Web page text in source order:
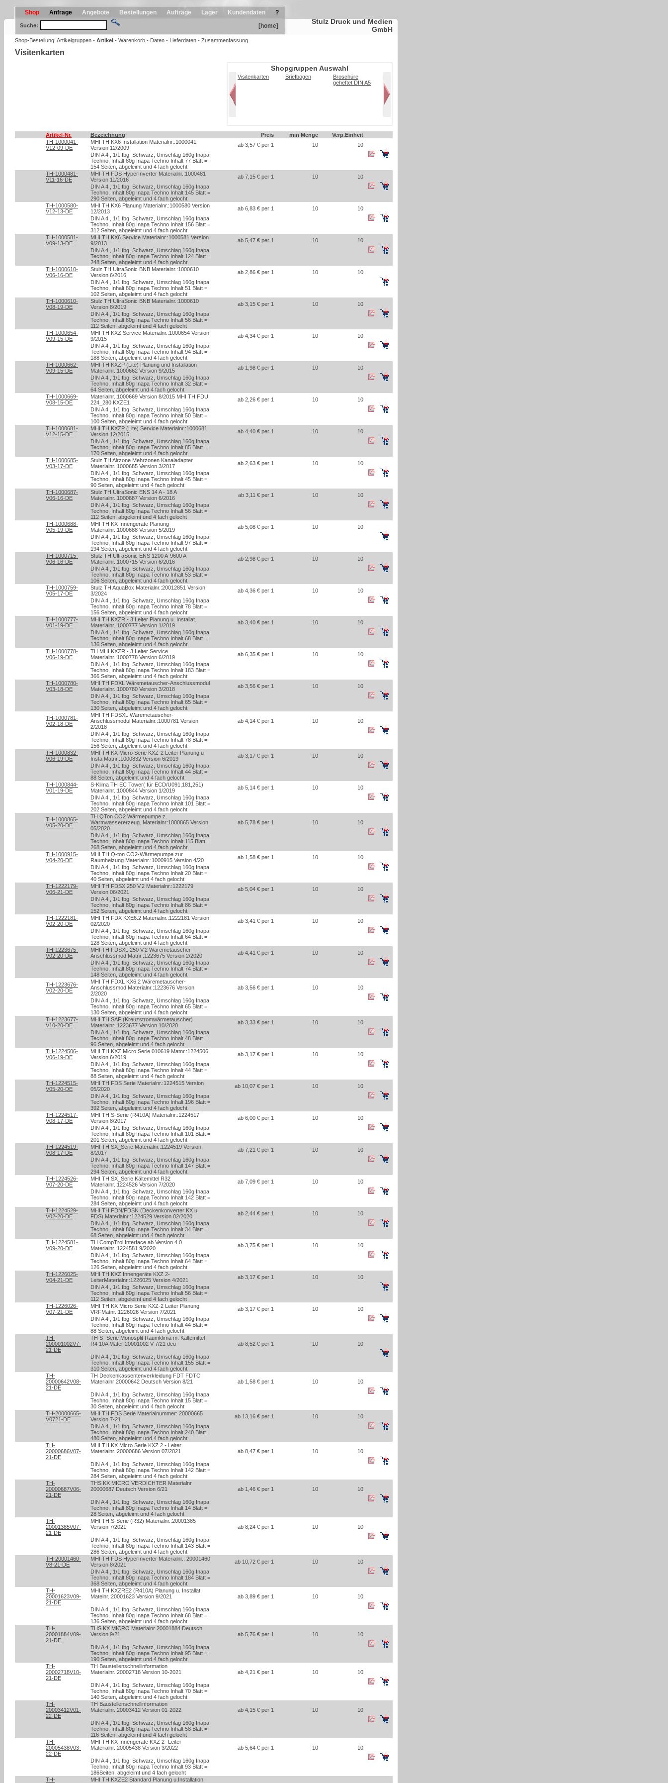
Stulz Druck und Medien
GmbH
Shop Anfrage Angebote Bestellungen Aufträge Lager Kundendaten
?
[home]
Suche:
Shop-Bestellung: Artikelgruppen - Artikel - Warenkorb - Daten - Lieferdaten - Zusammenfassung
Visitenkarten
Shopgruppen Auswahl
Visitenkarten Briefbogen
Broschüre
geheftet DIN A5
Artikel-Nr. Bezeichnung Preis min Menge
Verp.Einheit
TH-1000041-
V12-09-DE
MHI TH KX6 Installation Materialnr.:1000041
Version 12/2009
ab 3,57 € per 1 10
10
DIN A 4 , 1/1 fbg. Schwarz, Umschlag 160g Inapa
Techno, Inhalt 80g Inapa Techno Inhalt 77 Blatt =
154 Seiten, abgeleimt und 4 fach gelocht
TH-1000481-
V11-16-DE
MHI TH FDS HyperInverter Materialnr.:1000481
Version 11/2016
ab 7,15 € per 1 10
10
DIN A 4 , 1/1 fbg. Schwarz, Umschlag 160g Inapa
Techno, Inhalt 80g Inapa Techno Inhalt 145 Blatt =
290 Seiten, abgeleimt und 4 fach gelocht
TH-1000580-
V12-13-DE
MHI TH KX6 Planung Materialnr.:1000580 Version
12/2013
ab 6,83 € per 1 10
10
DIN A 4 , 1/1 fbg. Schwarz, Umschlag 160g Inapa
Techno, Inhalt 80g Inapa Techno Inhalt 156 Blatt =
312 Seiten, abgeleimt und 4 fach gelocht
TH-1000581-
V09-13-DE
MHI TH KX6 Service Materialnr.:1000581 Version
9/2013
ab 5,47 € per 1 10
10
DIN A 4 , 1/1 fbg. Schwarz, Umschlag 160g Inapa
Techno, Inhalt 80g Inapa Techno Inhalt 124 Blatt =
248 Seiten, abgeleimt und 4 fach gelocht
TH-1000610-
V06-16-DE
Stulz TH UltraSonic BNB Materialnr.:1000610
Version 6/2016
ab 2,86 € per 1 10
10
DIN A 4 , 1/1 fbg. Schwarz, Umschlag 160g Inapa
Techno, Inhalt 80g Inapa Techno Inhalt 51 Blatt =
102 Seiten, abgeleimt und 4 fach gelocht
TH-1000610-
V08-19-DE
Stulz TH UltraSonic BNB Materialnr.:1000610
Version 8/2019
ab 3,15 € per 1 10
10
DIN A 4 , 1/1 fbg. Schwarz, Umschlag 160g Inapa
Techno, Inhalt 80g Inapa Techno Inhalt 56 Blatt =
112 Seiten, abgeleimt und 4 fach gelocht
TH-1000654-
V09-15-DE
MHI TH KXZ Service Materialnr.:1000654 Version
9/2015
ab 4,34 € per 1 10
10
DIN A 4 , 1/1 fbg. Schwarz, Umschlag 160g Inapa
Techno, Inhalt 80g Inapa Techno Inhalt 94 Blatt =
188 Seiten, abgeleimt und 4 fach gelocht
TH-1000662-
V09-15-DE
MHI TH KXZP (Lite) Planung und Installation
Materialnr.:1000662 Version 9/2015
ab 1,98 € per 1 10
10
DIN A 4 , 1/1 fbg. Schwarz, Umschlag 160g Inapa
Techno, Inhalt 80g Inapa Techno Inhalt 32 Blatt =
64 Seiten, abgeleimt und 4 fach gelocht
TH-1000669-
V08-15-DE
Materialnr.:1000669 Version 8/2015 MHI TH FDU
224_280 KXZE1
ab 2,26 € per 1 10
10
DIN A 4 , 1/1 fbg. Schwarz, Umschlag 160g Inapa
Techno, Inhalt 80g Inapa Techno Inhalt 50 Blatt =
100 Seiten, abgeleimt und 4 fach gelocht
TH-1000681-
V12-15-DE
MHI TH KXZP (Lite) Service Materialnr.:1000681
Version 12/2015
ab 4,40 € per 1 10
10
DIN A 4 , 1/1 fbg. Schwarz, Umschlag 160g Inapa
Techno, Inhalt 80g Inapa Techno Inhalt 85 Blatt =
170 Seiten, abgeleimt und 4 fach gelocht
TH-1000685-
V03-17-DE
Stulz TH Airzone Mehrzonen Kanaladapter
Materialnr.:1000685 Version 3/2017
ab 2,63 € per 1 10
10
DIN A 4 , 1/1 fbg. Schwarz, Umschlag 160g Inapa
Techno, Inhalt 80g Inapa Techno Inhalt 45 Blatt =
90 Seiten, abgeleimt und 4 fach gelocht
TH-1000687-
V06-16-DE
Stulz TH UltraSonic ENS 14 A - 18 A
Materialnr.:1000687 Version 6/2016
ab 3,11 € per 1 10
10
DIN A 4 , 1/1 fbg. Schwarz, Umschlag 160g Inapa
Techno, Inhalt 80g Inapa Techno Inhalt 56 Blatt =
112 Seiten, abgeleimt und 4 fach gelocht
TH-1000688-
V05-19-DE
MHI TH KX Innengeräte Planung
Materialnr.:1000688 Version 5/2019
ab 5,08 € per 1 10
10
DIN A 4 , 1/1 fbg. Schwarz, Umschlag 160g Inapa
Techno, Inhalt 80g Inapa Techno Inhalt 97 Blatt =
194 Seiten, abgeleimt und 4 fach gelocht
TH-1000715-
V06-16-DE
Stulz TH UltraSonic ENS 1200 A-9600 A
Materialnr.:1000715 Version 6/2016
ab 2,98 € per 1 10
10
DIN A 4 , 1/1 fbg. Schwarz, Umschlag 160g Inapa
Techno, Inhalt 80g Inapa Techno Inhalt 53 Blatt =
106 Seiten, abgeleimt und 4 fach gelocht
TH-1000759-
V05-17-DE
Stulz TH AquaBox Materialnr.:20012851 Version
3/2024
ab 4,36 € per 1 10
10
DIN A 4 , 1/1 fbg. Schwarz, Umschlag 160g Inapa
Techno, Inhalt 80g Inapa Techno Inhalt 78 Blatt =
156 Seiten, abgeleimt und 4 fach gelocht
TH-1000777-
V01-19-DE
MHI TH KXZR - 3 Leiter Planung u. Installat.
Materialnr.:1000777 Version 1/2019
ab 3,40 € per 1 10
10
DIN A 4 , 1/1 fbg. Schwarz, Umschlag 160g Inapa
Techno, Inhalt 80g Inapa Techno Inhalt 68 Blatt =
136 Seiten, abgeleimt und 4 fach gelocht
TH-1000778-
V06-19-DE
TH MHI KXZR - 3 Leiter Service
Materialnr.:1000778 Version 6/2019
ab 6,35 € per 1 10
10
DIN A 4 , 1/1 fbg. Schwarz, Umschlag 160g Inapa
Techno, Inhalt 80g Inapa Techno Inhalt 183 Blatt =
366 Seiten, abgeleimt und 4 fach gelocht
TH-1000780-
V03-18-DE
MHI TH FDXL Wäremetauscher-Anschlussmodul
Materialnr.:1000780 Version 3/2018
ab 3,56 € per 1 10
10
DIN A 4 , 1/1 fbg. Schwarz, Umschlag 160g Inapa
Techno, Inhalt 80g Inapa Techno Inhalt 65 Blatt =
130 Seiten, abgeleimt und 4 fach gelocht
TH-1000781-
V02-18-DE
MHI TH FDSXL Wäremetauscher-
Anschlussmodul Materialnr.:1000781 Version
2/2018
ab 4,14 € per 1 10 10
DIN A 4 , 1/1 fbg. Schwarz, Umschlag 160g Inapa
Techno, Inhalt 80g Inapa Techno Inhalt 78 Blatt =
156 Seiten, abgeleimt und 4 fach gelocht
TH-1000832-
V06-19-DE
MHI TH KX Micro Serie KXZ-2 Leiter Planung u
Insta Matnr.:1000832 Version 6/2019
ab 3,17 € per 1 10
10
DIN A 4 , 1/1 fbg. Schwarz, Umschlag 160g Inapa
Techno, Inhalt 80g Inapa Techno Inhalt 44 Blatt =
88 Seiten, abgeleimt und 4 fach gelocht
TH-1000844-
V01-19-DE
S-Klima TH EC Tower( für ECD/U091,181,251)
Materialnr.:1000844 Version 1/2019
ab 5,14 € per 1 10
10
DIN A 4 , 1/1 fbg. Schwarz, Umschlag 160g Inapa
Techno, Inhalt 80g Inapa Techno Inhalt 101 Blatt =
202 Seiten, abgeleimt und 4 fach gelocht
TH-1000865-
V05-20-DE
TH QTon CO2 Wärmepumpe z.
Warmwassererzeug. Materialnr:1000865 Version
05/2020
ab 5,78 € per 1 10 10
DIN A 4 , 1/1 fbg. Schwarz, Umschlag 160g Inapa
Techno, Inhalt 80g Inapa Techno Inhalt 115 Blatt =
268 Seiten, abgeleimt und 4 fach gelocht
TH-1000915-
V04-20-DE
MHI TH Q-ton CO2-Wärmepumpe zur
Raumheizung Materialnr.:1000915 Version 4/20
ab 1,58 € per 1 10
10
DIN A 4 , 1/1 fbg. Schwarz, Umschlag 160g Inapa
Techno, Inhalt 80g Inapa Techno Inhalt 20 Blatt =
40 Seiten, abgeleimt und 4 fach gelocht
TH-1222179-
V06-21-DE
MHI TH FDSX 250 V.2 Materialnr.:1222179
Version 06/2021
ab 5,04 € per 1 10
10
DIN A 4 , 1/1 fbg. Schwarz, Umschlag 160g Inapa
Techno, Inhalt 80g Inapa Techno Inhalt 86 Blatt =
152 Seiten, abgeleimt und 4 fach gelocht
TH-1222181-
V02-20-DE
MHI TH FDX KXE6.2 Materialnr.:1222181 Version
02/2020
ab 3,41 € per 1 10
10
DIN A 4 , 1/1 fbg. Schwarz, Umschlag 160g Inapa
Techno, Inhalt 80g Inapa Techno Inhalt 64 Blatt =
128 Seiten, abgeleimt und 4 fach gelocht
TH-1223675-
V02-20-DE
MHI TH FDSXL 250 V.2 Wäremetauscher-
Anschlussmod Matnr.:1223675 Version 2/2020
ab 4,41 € per 1 10
10
DIN A 4 , 1/1 fbg. Schwarz, Umschlag 160g Inapa
Techno, Inhalt 80g Inapa Techno Inhalt 74 Blatt =
148 Seiten, abgeleimt und 4 fach gelocht
TH-1223676-
V02-20-DE
MHI TH FDXL KX6.2 Wäremetauscher-
Anschlussmod Materialnr.:1223676 Version
2/2020
ab 3,56 € per 1 10 10
DIN A 4 , 1/1 fbg. Schwarz, Umschlag 160g Inapa
Techno, Inhalt 80g Inapa Techno Inhalt 65 Blatt =
130 Seiten, abgeleimt und 4 fach gelocht
TH-1223677-
V10-20-DE
MHI TH SAF (Kreuzstromwärmetauscher)
Materialnr.:1223677 Version 10/2020
ab 3,33 € per 1 10
10
DIN A 4 , 1/1 fbg. Schwarz, Umschlag 160g Inapa
Techno, Inhalt 80g Inapa Techno Inhalt 48 Blatt =
96 Seiten, abgeleimt und 4 fach gelocht
TH-1224506-
V06-19-DE
MHI TH KXZ Micro Serie 010619 Matnr.:1224506
Version 6/2019
ab 3,17 € per 1 10
10
DIN A 4 , 1/1 fbg. Schwarz, Umschlag 160g Inapa
Techno, Inhalt 80g Inapa Techno Inhalt 44 Blatt =
88 Seiten, abgeleimt und 4 fach gelocht
TH-1224515-
V05-20-DE
MHI TH FDS Serie Materialnr.:1224515 Version
05/2020
ab 10,07 € per 1 10
10
DIN A 4 , 1/1 fbg. Schwarz, Umschlag 160g Inapa
Techno, Inhalt 80g Inapa Techno Inhalt 196 Blatt =
392 Seiten, abgeleimt und 4 fach gelocht
TH-1224517-
V08-17-DE
MHI TH S-Serie (R410A) Materialnr.:1224517
Version 8/2017
ab 6,00 € per 1 10
10
DIN A 4 , 1/1 fbg. Schwarz, Umschlag 160g Inapa
Techno, Inhalt 80g Inapa Techno Inhalt 101 Blatt =
201 Seiten, abgeleimt und 4 fach gelocht
TH-1224519-
V08-17-DE
MHI TH SX_Serie Materialnr.:1224519 Version
8/2017
ab 7,21 € per 1 10
10
DIN A 4 , 1/1 fbg. Schwarz, Umschlag 160g Inapa
Techno, Inhalt 80g Inapa Techno Inhalt 147 Blatt =
294 Seiten, abgeleimt und 4 fach gelocht
TH-1224526-
V07-20-DE
MHI TH SX_Serie Kältemittel R32
Materialnr.:1224526 Version 7/2020
ab 7,09 € per 1 10
10
DIN A 4 , 1/1 fbg. Schwarz, Umschlag 160g Inapa
Techno, Inhalt 80g Inapa Techno Inhalt 142 Blatt =
284 Seiten, abgeleimt und 4 fach gelocht
TH-1224529-
V02-20-DE
MHI TH FDN/FDSN (Deckenkonverter KX u.
FDS) Materialnr.:1224529 Version 02/2020
ab 2,44 € per 1 10
10
DIN A 4 , 1/1 fbg. Schwarz, Umschlag 160g Inapa
Techno, Inhalt 80g Inapa Techno Inhalt 34 Blatt =
68 Seiten, abgeleimt und 4 fach gelocht
TH-1224581-
V09-20-DE
TH CompTrol Interface ab Version 4.0
Materialnr.:1224581 9/2020
ab 3,75 € per 1 10
10
DIN A 4 , 1/1 fbg. Schwarz, Umschlag 160g Inapa
Techno, Inhalt 80g Inapa Techno Inhalt 64 Blatt =
126 Seiten, abgeleimt und 4 fach gelocht
TH-1226025-
V04-21-DE
MHI TH KXZ Innengeräte KXZ 2-
LeiterMaterialnr.:1226025 Version 4/2021
ab 3,17 € per 1 10
10
DIN A 4 , 1/1 fbg. Schwarz, Umschlag 160g Inapa
Techno, Inhalt 80g Inapa Techno Inhalt 56 Blatt =
112 Seiten, abgeleimt und 4 fach gelocht
TH-1226026-
V07-21-DE
MHI TH KX Micro Serie KXZ-2 Leiter Planung
VRFMatnr.:1226026 Version 7/2021
ab 3,17 € per 1 10
10
DIN A 4 , 1/1 fbg. Schwarz, Umschlag 160g Inapa
Techno, Inhalt 80g Inapa Techno Inhalt 44 Blatt =
88 Seiten, abgeleimt und 4 fach gelocht
TH-
200001002V7-
21-DE
TH S- Serie Monosplit Raumklima m. Kältemittel
R4 10A Mater 20001002 V 7/21 deu
ab 8,52 € per 1 10 10
DIN A 4 , 1/1 fbg. Schwarz, Umschlag 160g Inapa
Techno, Inhalt 80g Inapa Techno Inhalt 155 Blatt =
310 Seiten, abgeleimt und 4 fach gelocht
TH-
20000642V08-
21-DE
TH Deckenkassentenverkleidung FDT FDTC
Materialnr 20000642 Deutsch Version 8/21
ab 1,58 € per 1 10 10
DIN A 4 , 1/1 fbg. Schwarz, Umschlag 160g Inapa
Techno, Inhalt 80g Inapa Techno Inhalt 15 Blatt =
30 Seiten, abgeleimt und 4 fach gelocht
TH-20000665-
V0721-DE
MHI TH FDS Serie Materialnummer: 20000665
Version 7-21
ab 13,16 € per 1 10
10
DIN A 4 , 1/1 fbg. Schwarz, Umschlag 160g Inapa
Techno, Inhalt 80g Inapa Techno Inhalt 240 Blatt =
480 Seiten, abgeleimt und 4 fach gelocht
TH-
20000686V07-
21-DE
MHI TH KX Micro Serie KXZ 2 - Leiter
Materialnr.:20000686 Version 07/2021
ab 8,47 € per 1 10 10
DIN A 4 , 1/1 fbg. Schwarz, Umschlag 160g Inapa
Techno, Inhalt 80g Inapa Techno Inhalt 142 Blatt =
284 Seiten, abgeleimt und 4 fach gelocht
TH-
20000687V06-
21-DE
THS KX MICRO VERDICHTER Materialnr
20000687 Deutsch Version 6/21
ab 1,46 € per 1 10 10
DIN A 4 , 1/1 fbg. Schwarz, Umschlag 160g Inapa
Techno, Inhalt 80g Inapa Techno Inhalt 14 Blatt =
28 Seiten, abgeleimt und 4 fach gelocht
TH-
20001385V07-
21-DE
MHI TH S-Serie (R32) Materialnr.:20001385
Version 7/2021
ab 8,24 € per 1 10 10
DIN A 4 , 1/1 fbg. Schwarz, Umschlag 160g Inapa
Techno, Inhalt 80g Inapa Techno Inhalt 143 Blatt =
286 Seiten, abgeleimt und 4 fach gelocht
TH-20001460-
V8-21-DE
MHI TH FDS HyperInverter Materialnr.: 20001460
Version 8/2021
ab 10,72 € per 1 10
10
DIN A 4 , 1/1 fbg. Schwarz, Umschlag 160g Inapa
Techno, Inhalt 80g Inapa Techno Inhalt 184 Blatt =
368 Seiten, abgeleimt und 4 fach gelocht
TH-
20001623V09-
21-DE
MHI TH KXZRE2 (R410A) Planung u. Installat.
Matelnr.:20001623 Version 9/2021
ab 3,89 € per 1 10 10
DIN A 4 , 1/1 fbg. Schwarz, Umschlag 160g Inapa
Techno, Inhalt 80g Inapa Techno Inhalt 68 Blatt =
136 Seiten, abgeleimt und 4 fach gelocht
TH-
20001884V09-
21-DE
THS KX MICRO Materialnr 20001884 Deutsch
Version 9/21
ab 5,76 € per 1 10 10
DIN A 4 , 1/1 fbg. Schwarz, Umschlag 160g Inapa
Techno, Inhalt 80g Inapa Techno Inhalt 95 Blatt =
190 Seiten, abgeleimt und 4 fach gelocht
TH-
20002718V10-
21-DE
TH Baustellenschnellinformation
Materialnr.:20002718 Version 10-2021
ab 4,21 € per 1 10 10
DIN A 4 , 1/1 fbg. Schwarz, Umschlag 160g Inapa
Techno, Inhalt 80g Inapa Techno Inhalt 70 Blatt =
140 Seiten, abgeleimt und 4 fach gelocht
TH-
20003412V01-
22-DE
TH Baustellenschnellinformation
Materialnr.:20003412 Version 01-2022
ab 4,15 € per 1 10 10
DIN A 4 , 1/1 fbg. Schwarz, Umschlag 160g Inapa
Techno, Inhalt 80g Inapa Techno Inhalt 58 Blatt =
116 Seiten, abgeleimt und 4 fach gelocht
TH-
20005438V03-
22-DE
MHI TH KX Innengeräte KXZ 2- Leiter
Materialnr.:20005438 Version 3/2022
ab 5,64 € per 1 10 10
DIN A 4 , 1/1 fbg. Schwarz, Umschlag 160g Inapa
Techno, Inhalt 80g Inapa Techno Inhalt 93 Blatt =
186Seiten, abgeleimt und 4 fach gelocht
TH-
MHI TH KXZE2 Standard Planung u.Installation